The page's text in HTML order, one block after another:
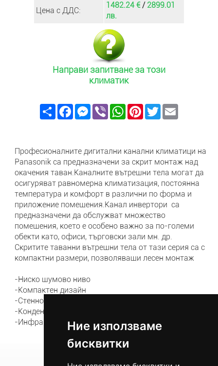
Ние използваме
бисквитки
Ние използваме
бисквитки
Цена с ДДС:
1482.24 €/ 2899.01
лв.
Направи запитване за този
климатик
ShareFacebookMessenger
Viber WhatsApp
Pinterest
Twitter
Професионалните дигитални канални климатици на
Panasonik са предназначени за скрит монтаж над
окачения таван.Каналните вътрешни тела могат да
осигуряват равномерна климатизация, постоянна
температура и комфорт в различни по форма и
приложение помещения.Канал инвертори са
предназначени да обслужват множество
помещения, което е особено важно за по-големи
обекти като, офиси, търговски зали мн. др.
Скритите таванни вътрешни тела от тази серия са с
компактни размери, позволяващи лесен монтаж
-Ниско шумово ниво
-Компактен дизайн
-Стенно управление(стандарт)
-Кондензна помпа(стандарт)
-Инфрачервено дистанционно управление(опция)